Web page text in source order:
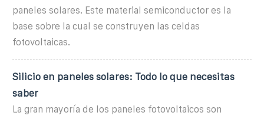
paneles solares. Este material semiconductor es la
base sobre la cual se construyen las celdas
fotovoltaicas.
Silicio en paneles solares: Todo lo que necesitas
saber
La gran mayoría de los paneles fotovoltaicos son